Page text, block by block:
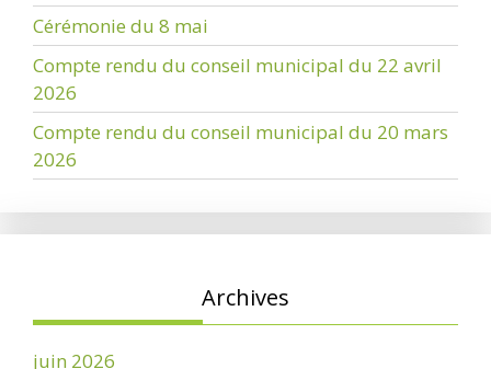
Cérémonie du 8 mai
Compte rendu du conseil municipal du 22 avril
2026
Compte rendu du conseil municipal du 20 mars
2026
Archives
juin 2026